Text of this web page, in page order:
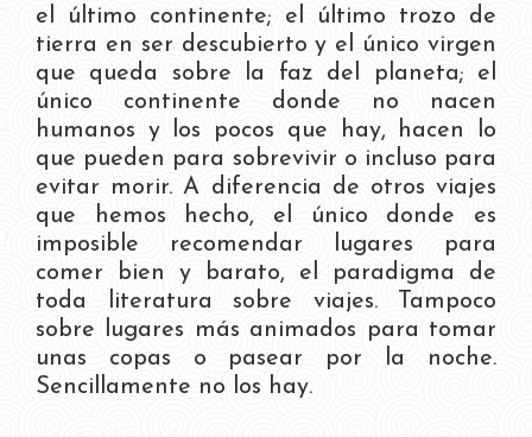
el último continente; el último trozo de
tierra en ser descubierto y el único virgen
que queda sobre la faz del planeta; el
único continente donde no nacen
humanos y los pocos que hay, hacen lo
que pueden para sobrevivir o incluso para
evitar morir. A diferencia de otros viajes
que hemos hecho, el único donde es
imposible recomendar lugares para
comer bien y barato, el paradigma de
toda literatura sobre viajes. Tampoco
sobre lugares más animados para tomar
unas copas o pasear por la noche.
Sencillamente no los hay.